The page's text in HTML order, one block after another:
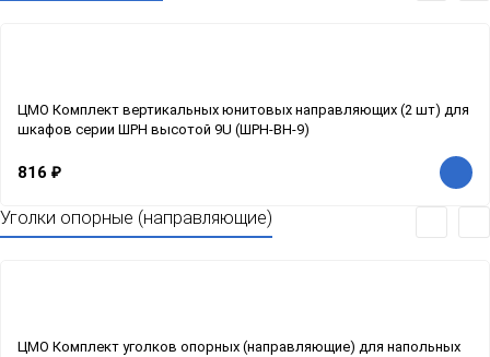
ЦМО Комплект вертикальных юнитовых направляющих (2 шт) для
шкафов серии ШРН высотой 9U (ШРН-ВН-9)
816 ₽
Уголки опорные (направляющие)
ЦМО Комплект уголков опорных (направляющие) для напольных